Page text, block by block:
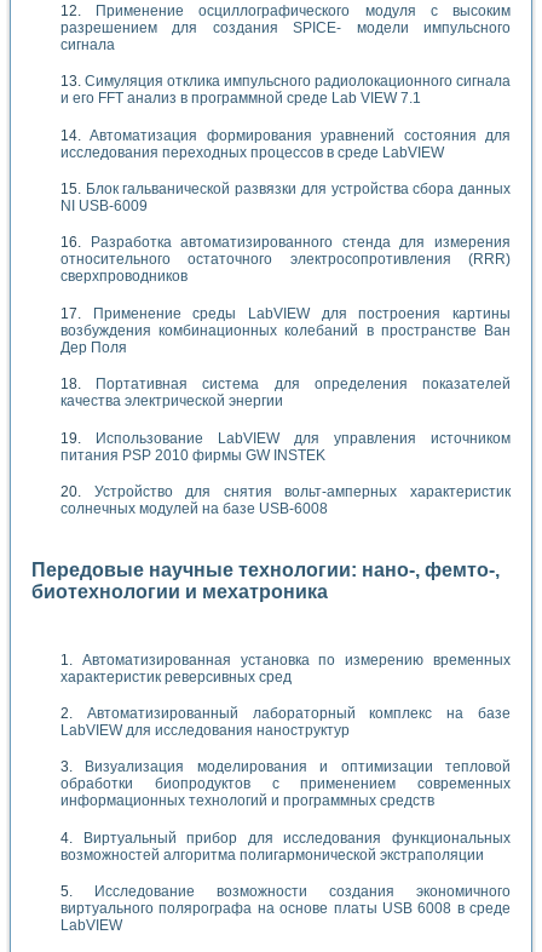
Применение осциллографического модуля с высоким
разрешением для создания SPICE- модели импульсного
сигнала
Симуляция отклика импульсного радиолокационного сигнала
и его FFT анализ в программной среде Lab VIEW 7.1
Автоматизация формирования уравнений состояния для
исследования переходных процессов в среде LabVIEW
Блок гальванической развязки для устройства сбора данных
NI USB-6009
Разработка автоматизированного стенда для измерения
относительного остаточного электросопротивления (RRR)
сверхпроводников
Применение среды LabVIEW для построения картины
возбуждения комбинационных колебаний в пространстве Ван
Дер Поля
Портативная система для определения показателей
качества электрической энергии
Использование LabVIEW для управления источником
питания PSP 2010 фирмы GW INSTEK
Устройство для снятия вольт-амперных характеристик
солнечных модулей на базе USB-6008
Передовые научные технологии: нано-, фемто-,
биотехнологии и мехатроника
Автоматизированная установка по измерению временных
характеристик реверсивных сред
Автоматизированный лабораторный комплекс на базе
LabVIEW для исследования наноструктур
Визуализация моделирования и оптимизации тепловой
обработки биопродуктов с применением современных
информационных технологий и программных средств
Виртуальный прибор для исследования функциональных
возможностей алгоритма полигармонической экстраполяции
Исследование возможности создания экономичного
виртуального полярографа на основе платы USB 6008 в среде
LabVIEW